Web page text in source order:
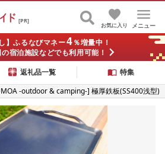
[PR]
メニュー
お気に入り
】ふるなびマネー4％増量中！
宿泊施設などでも利用可能！
返礼品一覧
特集
-outdoor & camping-] 極厚鉄板(SS400浅型)
/ バーベキュー 肉 キャンプ アウトドア [Q17